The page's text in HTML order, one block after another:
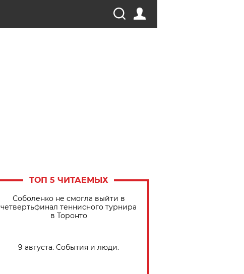
ТОП 5 ЧИТАЕМЫХ
Соболенко не смогла выйти в
четвертьфинал теннисного турнира
в Торонто
9 августа. События и люди.